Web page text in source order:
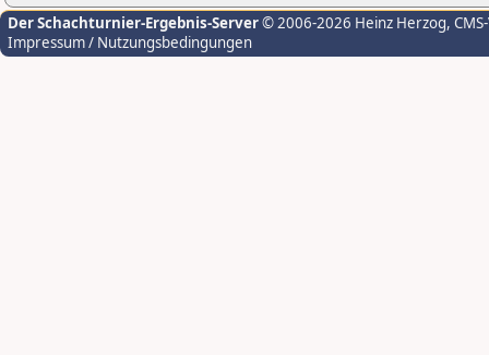
Der Schachturnier-Ergebnis-Server© 2006-2026 Heinz Herzog,
Impressum / Nutzungsbedingungen